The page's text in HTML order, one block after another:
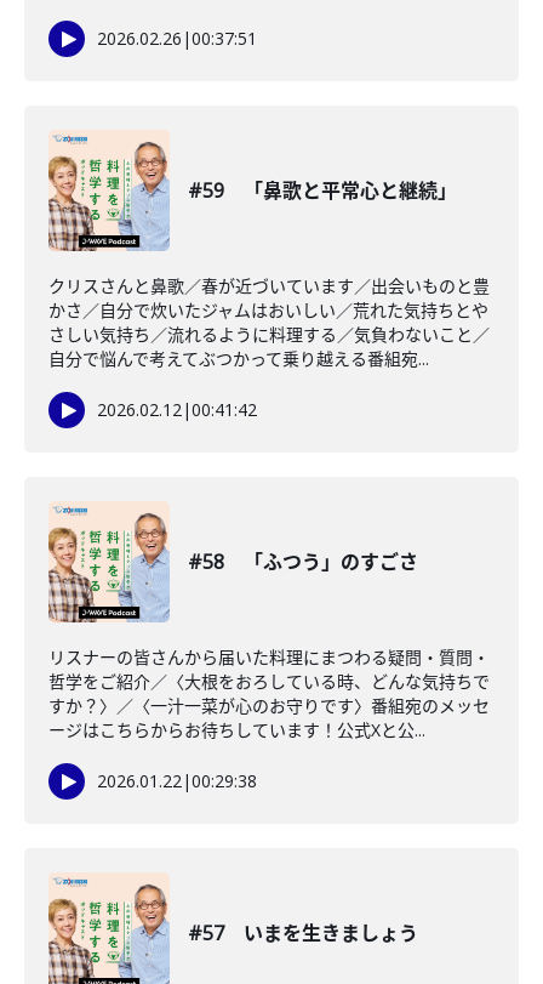
2026.02.26 |00:37:51
#59 「鼻歌と平常心と継続」
クリスさんと鼻歌／春が近づいています／出会いものと豊
かさ／自分で炊いたジャムはおいしい／荒れた気持ちとや
さしい気持ち／流れるように料理する／気負わないこと／
自分で悩んで考えてぶつかって乗り越える番組宛...
2026.02.12|00:41:42
#58 「ふつう」のすごさ
リスナーの皆さんから届いた料理にまつわる疑問・質問・
哲学をご紹介／〈大根をおろしている時、どんな気持ちで
すか？〉／〈一汁一菜が心のお守りです〉番組宛のメッセ
ージはこちらからお待ちしています！公式Xと公...
2026.01.22|00:29:38
#57 いまを生きましょう